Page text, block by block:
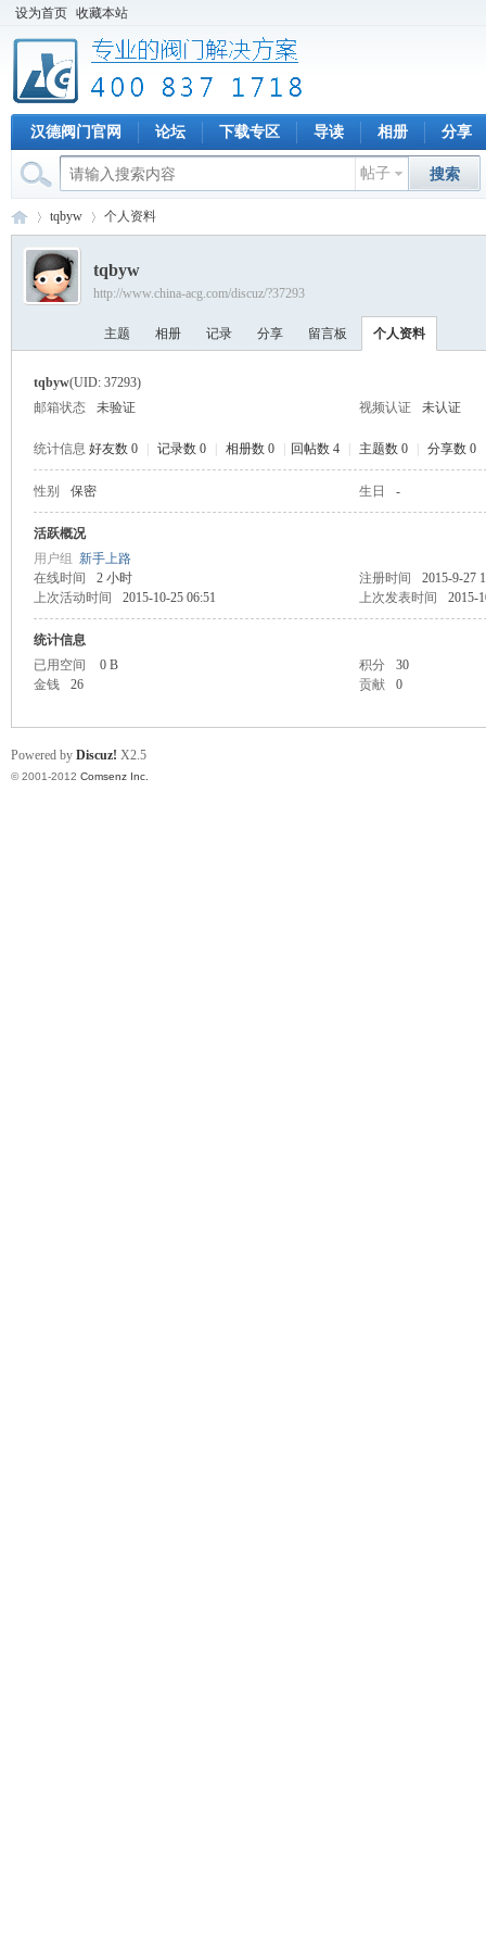
设为首页 收藏本站
汉德阀门官网 论坛 下载专区 导读 相册 分享
帖子 搜索
›
tqbyw 个人资料
tqbyw
http://www.china-acg.com/discuz/?37293
主题 相册 记录 分享 留言板 个人资料
tqbyw(UID: 37293)
邮箱状态
未验证 视频认证 未认证
统计信息 好友数 0 记录数 0 相册数 0 回帖数 4 主题数 0 分享数 0
性别 保密 生日 -
活跃概况
用户组 新手上路
在线时间
2 小时 注册时间
2015-9-27
上次活动时间
2015-10-25 06:51 上次发表时间 2015-
统计信息
已用空间
0 B 积分
30
金钱
26 贡献 0
Powered by Discuz! X2.5
© 2001-2012 Comsenz Inc.